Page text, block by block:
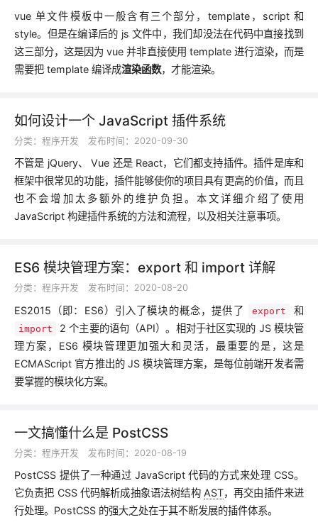
vue 单文件模板中一般含有三个部分，template，script 和
style。但是在编译后的 js 文件中，我们却没法在代码中直接找到
这三部分，这是因为 vue 并非直接使用 template 进行渲染，而是
需要把 template 编译成渲染函数，才能渲染。
如何设计一个 JavaScript 插件系统
分类： 程序开发 发布时间：2020-09-30
不管是 jQuery、 Vue 还是 React，它们都支持插件。插件是库和
框架中很常见的功能，插件能够使你的项目具有更高的价值，而且
也不会增加太多额外的维护负担。本文详细介绍了使用
JavaScript 构建插件系统的方法和流程，以及相关注意事项。
ES6 模块管理方案：export 和 import 详解
分类： 程序开发 发布时间：2020-08-20
ES2015（即：ES6）引入了模块的概念，提供了 export 和
import
2 个主要的语句（API）。相对于社区实现的 JS 模块管
理方案，ES6 模块管理更加强大和灵活，最重要的是，这是
ECMAScript 官方推出的 JS 模块管理方案，是每位前端开发者需
要掌握的模块化方案。
一文搞懂什么是 PostCSS
分类： 程序开发 发布时间：2020-08-19
PostCSS 提供了一种通过 JavaScript 代码的方式来处理 CSS。
它负责把 CSS 代码解析成抽象语法树结构 AST，再交由插件来进
行处理。PostCSS 的强大之处在于其不断发展的插件体系。